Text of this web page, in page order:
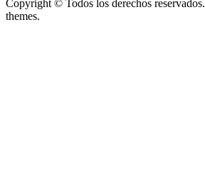
Copyright © Todos los derechos reservados.
themes.